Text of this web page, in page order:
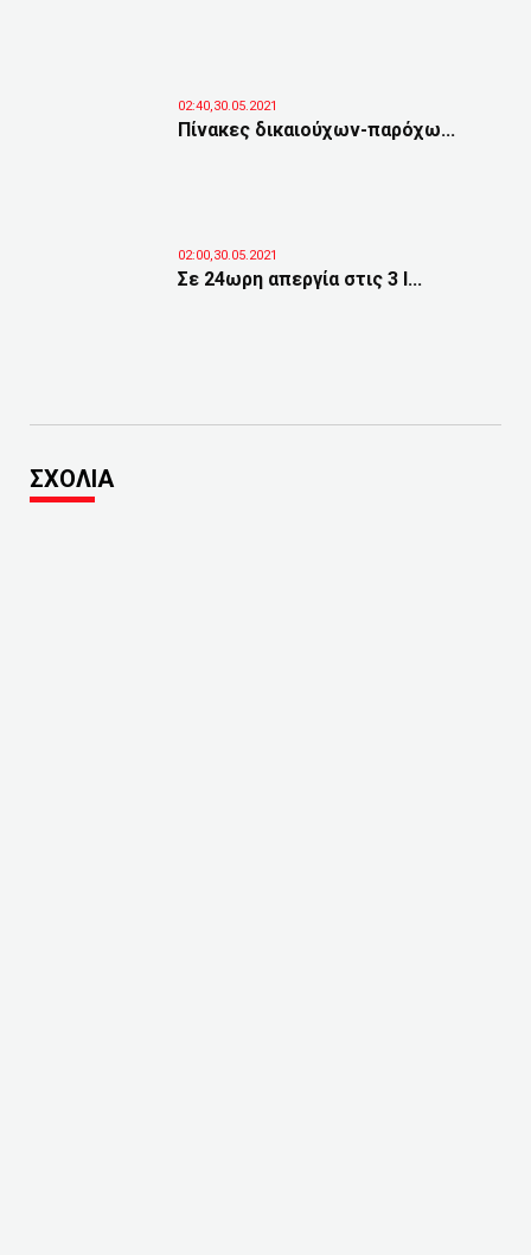
02:40,30.05.2021
Πίνακες δικαιούχων-παρόχω...
02:00,30.05.2021
Σε 24ωρη απεργία στις 3 Ι...
ΣΧΟΛΙΑ